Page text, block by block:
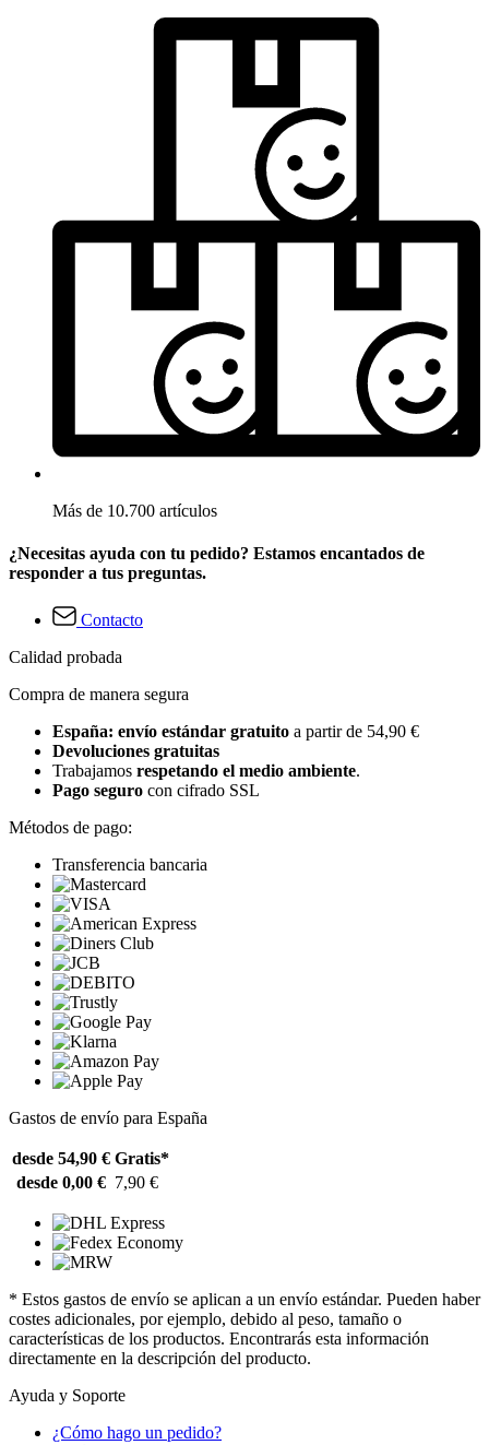
Más de 10.700 artículos
¿Necesitas ayuda con tu pedido? Estamos encantados de
responder a tus preguntas.
Contacto
Calidad probada
Compra de manera segura
España: envío estándar gratuito a partir de 54,90 €
Devoluciones gratuitas
Trabajamos respetando el medio ambiente.
Pago seguro con cifrado SSL
Métodos de pago:
Transferencia bancaria
Gastos de envío para España
desde 54,90 € Gratis*
desde 0,00 € 7,90 €
* Estos gastos de envío se aplican a un envío estándar. Pueden haber
costes adicionales, por ejemplo, debido al peso, tamaño o
características de los productos. Encontrarás esta información
directamente en la descripción del producto.
Ayuda y Soporte
¿Cómo hago un pedido?